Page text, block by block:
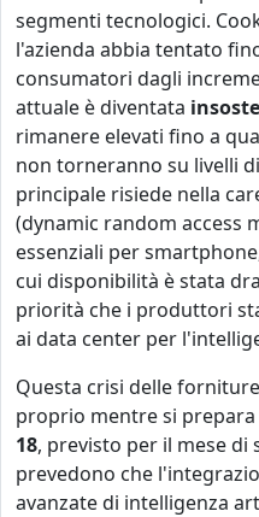
segmenti tecnologici.
l'azienda abbia tentato
consumatori dagli
attuale è diventata
rimanere elevati fino a
non torneranno su livelli
principale risiede nella
(dynamic random access
essenziali per
cui disponibilità è stata
priorità che i produttori
ai data center per
Questa crisi delle
proprio mentre si
18, previsto per il mese di
prevedono che
avanzate di intelligenza